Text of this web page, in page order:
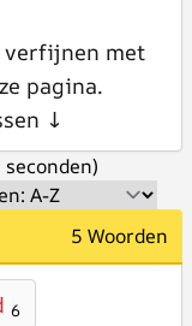
verfijnen met
pagina.
↓
5 Woorden
6